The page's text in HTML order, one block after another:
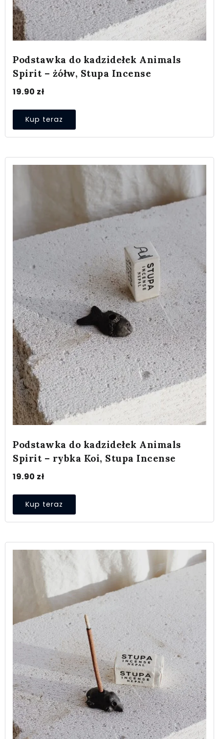
Podstawka do kadzidełek Animals
Spirit – żółw, Stupa Incense
19.90 zł
Kup teraz
Podstawka do kadzidełek Animals
Spirit – rybka Koi, Stupa Incense
19.90 zł
Kup teraz